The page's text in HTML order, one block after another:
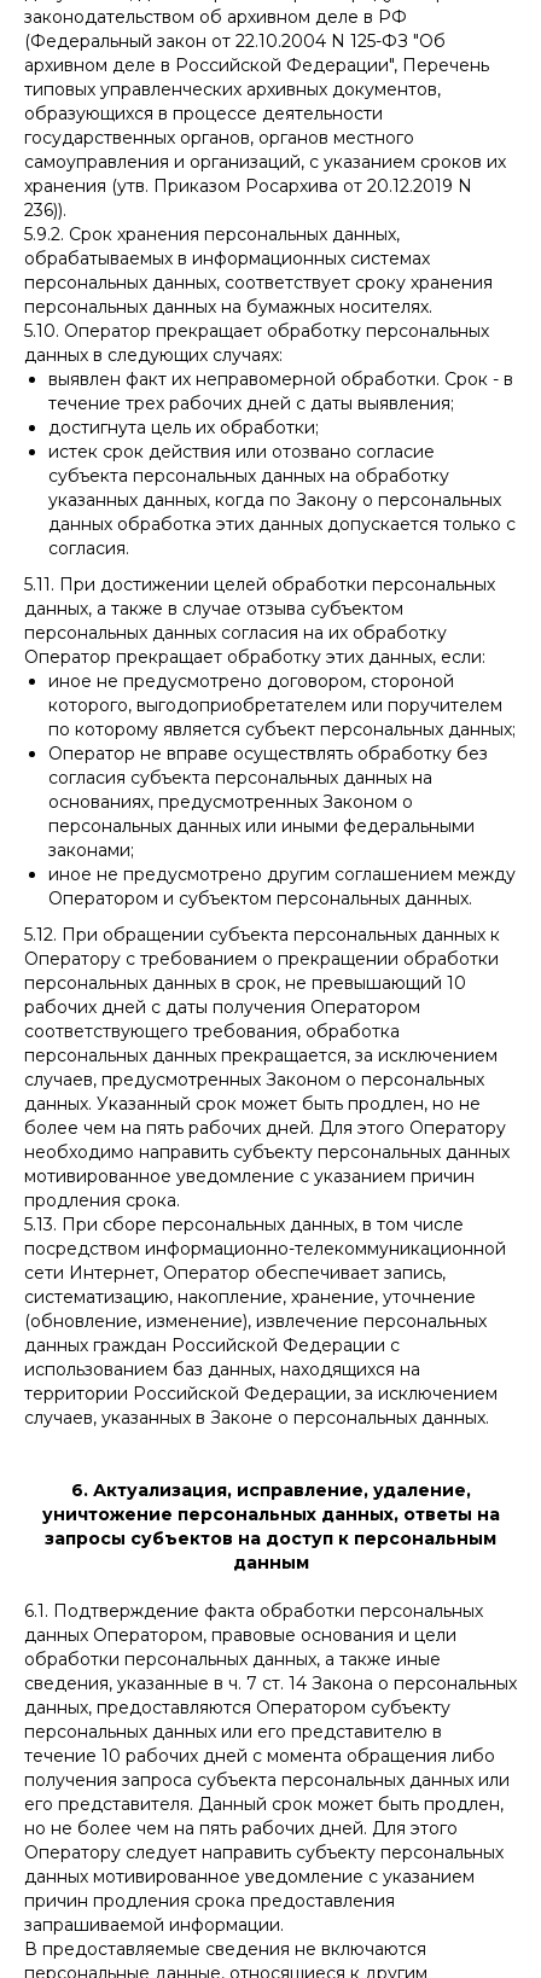
законодательством об архивном деле в РФ
(Федеральный закон от 22.10.2004 N 125-ФЗ "Об
архивном деле в Российской Федерации", Перечень
типовых управленческих архивных документов,
образующихся в процессе деятельности
государственных органов, органов местного
самоуправления и организаций, с указанием сроков их
хранения (утв. Приказом Росархива от 20.12.2019 N
236)).
5.9.2. Срок хранения персональных данных,
обрабатываемых в информационных системах
персональных данных, соответствует сроку хранения
персональных данных на бумажных носителях.
5.10. Оператор прекращает обработку персональных
данных в следующих случаях:
выявлен факт их неправомерной обработки. Срок - в
течение трех рабочих дней с даты выявления;
достигнута цель их обработки;
истек срок действия или отозвано согласие
субъекта персональных данных на обработку
указанных данных, когда по Закону о персональных
данных обработка этих данных допускается только с
согласия.
5.11. При достижении целей обработки персональных
данных, а также в случае отзыва субъектом
персональных данных согласия на их обработку
Оператор прекращает обработку этих данных, если:
иное не предусмотрено договором, стороной
которого, выгодоприобретателем или поручителем
по которому является субъект персональных данных;
Оператор не вправе осуществлять обработку без
согласия субъекта персональных данных на
основаниях, предусмотренных Законом о
персональных данных или иными федеральными
законами;
иное не предусмотрено другим соглашением между
Оператором и субъектом персональных данных.
5.12. При обращении субъекта персональных данных к
Оператору с требованием о прекращении обработки
персональных данных в срок, не превышающий 10
рабочих дней с даты получения Оператором
соответствующего требования, обработка
персональных данных прекращается, за исключением
случаев, предусмотренных Законом о персональных
данных. Указанный срок может быть продлен, но не
более чем на пять рабочих дней. Для этого Оператору
необходимо направить субъекту персональных данных
мотивированное уведомление с указанием причин
продления срока.
5.13. При сборе персональных данных, в том числе
посредством информационно-телекоммуникационной
сети Интернет, Оператор обеспечивает запись,
систематизацию, накопление, хранение, уточнение
(обновление, изменение), извлечение персональных
данных граждан Российской Федерации с
использованием баз данных, находящихся на
территории Российской Федерации, за исключением
случаев, указанных в Законе о персональных данных.
6. Актуализация, исправление, удаление,
уничтожение персональных данных, ответы на
запросы субъектов на доступ к персональным
данным
6.1. Подтверждение факта обработки персональных
данных Оператором, правовые основания и цели
обработки персональных данных, а также иные
сведения, указанные в ч. 7 ст. 14 Закона о персональных
данных, предоставляются Оператором субъекту
персональных данных или его представителю в
течение 10 рабочих дней с момента обращения либо
получения запроса субъекта персональных данных или
его представителя. Данный срок может быть продлен,
но не более чем на пять рабочих дней. Для этого
Оператору следует направить субъекту персональных
данных мотивированное уведомление с указанием
причин продления срока предоставления
запрашиваемой информации.
В предоставляемые сведения не включаются
персональные данные, относящиеся к другим